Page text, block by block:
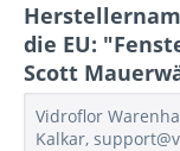
die EU:
Scott
Vidroflor
Kalkar,